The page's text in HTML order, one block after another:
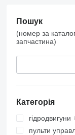
Пошук
(номер за
запчастина)
Категорія
гідродвигуни
пульти